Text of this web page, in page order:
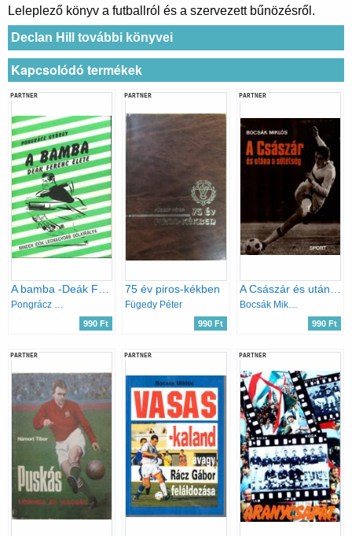
Leleplező könyv a futballról és a szervezett bűnözésről.
Declan Hill további könyvei
Kapcsolódó termékek
PARTNER
A bamba -Deák Ferenc élete
Pongrácz György
990 Ft
PARTNER
75 év piros-kékben
Fügedy Péter
990 Ft
PARTNER
A Császár és utána a sötétség
Bocsák Miklós
990 Ft
PARTNER PARTNER PARTNER